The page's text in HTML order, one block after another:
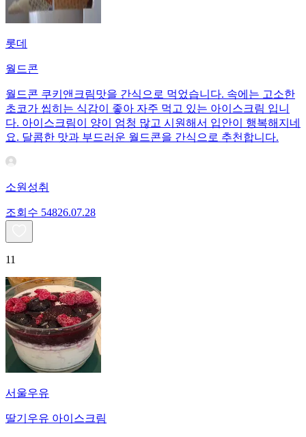
롯데
월드콘
월드콘 쿠키앤크림맛을 간식으로 먹었습니다. 속에는 고소한
초코가 씹히는 식감이 좋아 자주 먹고 있는 아이스크림 입니
다. 아이스크림이 양이 엄청 많고 시원해서 입안이 행복해지네
요. 달콤한 맛과 부드러운 월드콘을 간식으로 추천합니다.
소원성취
조회수 54826.07.28
11
서울우유
딸기우유 아이스크림